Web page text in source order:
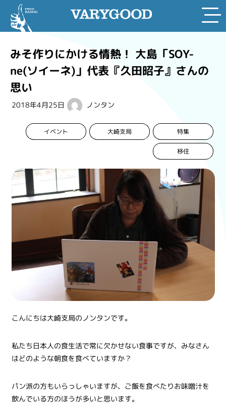
content
みそ作りにかける情熱！ 大島「SOY-
ne(ソイーネ)」代表『久田昭子』さんの
思い
2018年4月25日 ノンタン
イベント 大崎支局 特集
移住
こんにちは大崎支局のノンタンです。
私たち日本人の食生活で常に欠かせない食事ですが、みなさん
はどのような朝食を食べていますか？
パン派の方もいらっしゃいますが、ご飯を食べたりお味噌汁を
飲んでいる方のほうが多いと思います。